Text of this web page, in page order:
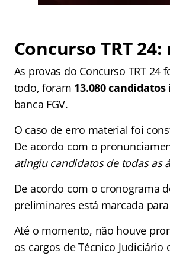
Concurso TRT
As provas do Concurso TRT
todo, foram 13.080
banca FGV.
O caso de erro material foi
De acordo com o
atingiu candidatos de todas as
De acordo com o cronograma
preliminares está marcada
Até o momento, não houve
os cargos de Técnico